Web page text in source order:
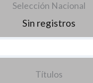
Selección Nacional
Sin registros
Títulos